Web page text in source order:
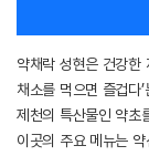
약채락 성현은 건강한
채소를 먹으면 즐겁다
제천의 특산물인 약초
이곳의 주요 메뉴는